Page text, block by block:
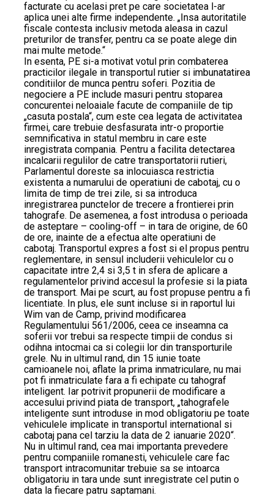
facturate cu acelasi pret pe care societatea l-ar
aplica unei alte firme independente. „Insa autoritatile
fiscale contesta inclusiv metoda aleasa in cazul
preturilor de transfer, pentru ca se poate alege din
mai multe metode.“
In esenta, PE si-a motivat votul prin combaterea
practicilor ilegale in transportul rutier si imbunatatirea
conditiilor de munca pentru soferi. Pozitia de
negociere a PE include masuri pentru stoparea
concurentei neloaiale facute de companiile de tip
„casuta postala“, cum este cea legata de activitatea
firmei, care trebuie desfasurata intr-o proportie
semnificativa in statul membru in care este
inregistrata compania. Pentru a facilita detectarea
incalcarii regulilor de catre transportatorii rutieri,
Parlamentul doreste sa inlocuiasca restrictia
existenta a numarului de operatiuni de cabotaj, cu o
limita de timp de trei zile, si sa introduca
inregistrarea punctelor de trecere a frontierei prin
tahografe. De asemenea, a fost introdusa o perioada
de asteptare – cooling-off – in tara de origine, de 60
de ore, inainte de a efectua alte operatiuni de
cabotaj. Transportul expres a fost si el propus pentru
reglementare, in sensul includerii vehiculelor cu o
capacitate intre 2,4 si 3,5 t in sfera de aplicare a
regulamentelor privind accesul la profesie si la piata
de transport. Mai pe scurt, au fost propuse pentru a fi
licentiate. In plus, ele sunt incluse si in raportul lui
Wim van de Camp, privind modificarea
Regulamentului 561/2006, ceea ce inseamna ca
soferii vor trebui sa respecte timpii de condus si
odihna intocmai ca si colegii lor din transporturile
grele. Nu in ultimul rand, din 15 iunie toate
camioanele noi, aflate la prima inmatriculare, nu mai
pot fi inmatriculate fara a fi echipate cu tahograf
inteligent. Iar potrivit propunerii de modificare a
accesului privind piata de transport, „tahografele
inteligente sunt introduse in mod obligatoriu pe toate
vehiculele implicate in transportul international si
cabotaj pana cel tarziu la data de 2 ianuarie 2020“.
Nu in ultimul rand, cea mai importanta prevedere
pentru companiile romanesti, vehiculele care fac
transport intracomunitar trebuie sa se intoarca
obligatoriu in tara unde sunt inregistrate cel putin o
data la fiecare patru saptamani.